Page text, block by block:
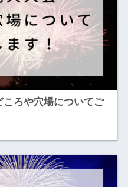
ろや穴場についてご